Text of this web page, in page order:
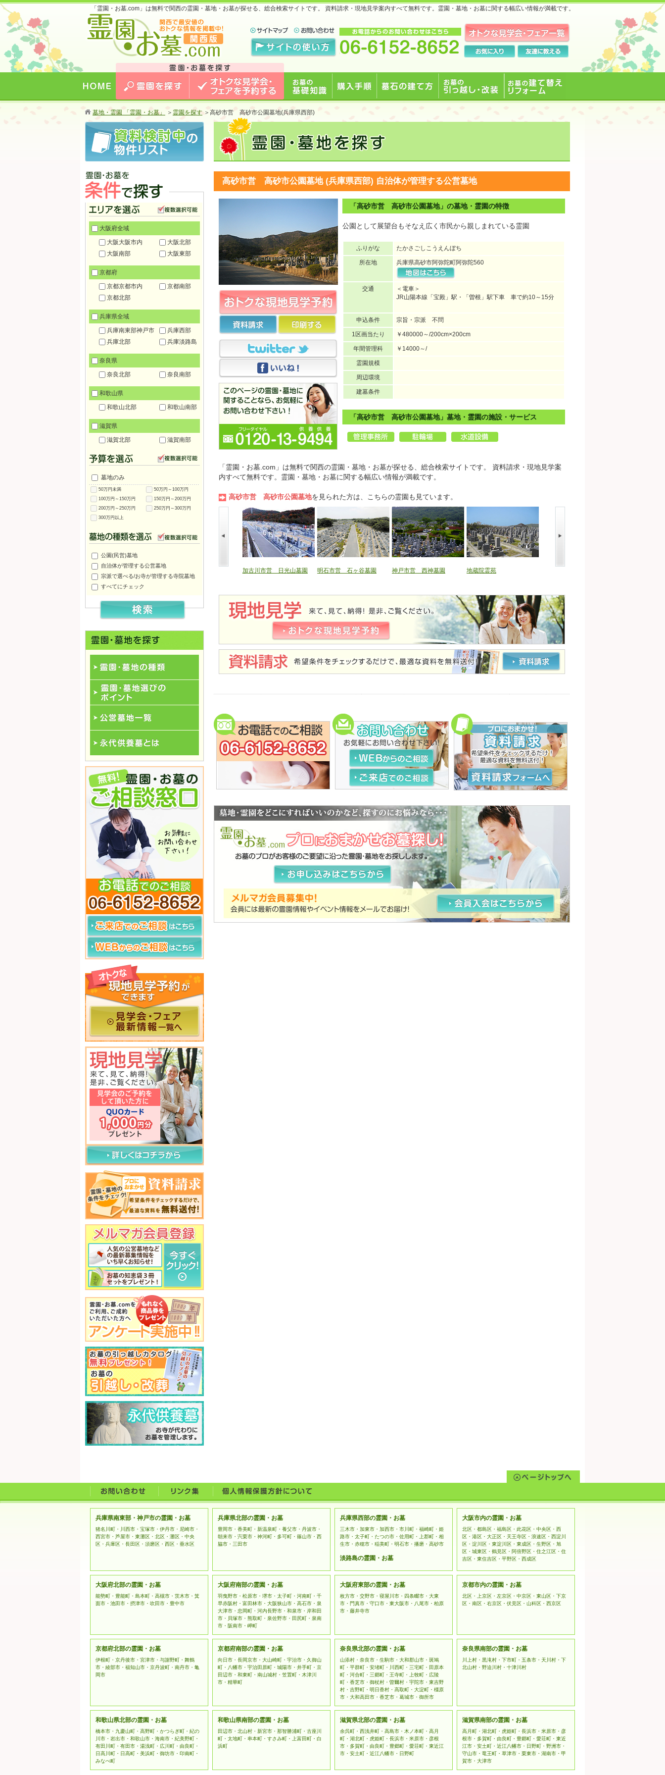
「霊園・お墓.com」は無料で関西の霊園・墓地・お墓が探せる、総合検索サイトです。 資料請求・現地見学案内すべて無料です。霊園・墓地・お墓に関する幅広い情報が満載です。
お墓のことなら霊園・お墓.com 関西版 関西で
最安値のおトクな情報を掲載中！
する
墓地・霊園 「霊園・お墓」 ＞ 霊園を探す ＞ 高砂市営 高砂市公園墓地(兵庫県西部)
高砂市営 高砂市公園墓地 (兵庫県西部) 自治体が管理する公営墓地
「高砂市営 高砂市公園墓地」の墓地・霊園の特徴
公園として展望台もそなえ広く市民から親しまれている霊園
ふりがな たかさごしこうえんぼち
所在地 兵庫県高砂市阿弥陀町阿弥陀560
交通
＜電車＞
JR山陽本線「宝殿」駅・「曽根」駅下車 車で約10～15分
申込条件 宗旨・宗派 不問
1区画当たり ￥480000～/200cm×200cm
年間管理科 ￥14000～/
霊園規模
周辺環境
建墓条件
「高砂市営 高砂市公園墓地」墓地・霊園の施設・サービス
「霊園・お墓.com」は無料で関西の霊園・墓地・お墓が探せる、総合検索サイトです。 資料請求・現地見学案
内すべて無料です。霊園・墓地・お墓に関する幅広い情報が満載です。
高砂市営 高砂市公園墓地を見られた方は、こちらの霊園も見ています。
竜山公園墓地 加古川市営 日光山墓園 明石市営 石ヶ谷墓園 神戸市営 西神墓園 地蔵院霊苑
霊園・お墓を条件で探す
大阪府全域
大阪大阪市内
大阪北部
大阪南部
大阪東部
京都府
京都京都市内
京都南部
京都北部
兵庫県全域
兵庫南東部神戸市
兵庫西部
兵庫北部
兵庫淡路島
奈良県
奈良北部
奈良南部
和歌山県
和歌山北部
和歌山南部
滋賀県
滋賀北部
滋賀南部
墓地のみ
50万円未満
50万円～100万円
100万円～150万円
150万円～200万円
200万円～250万円
250万円～300万円
300万円以上
公園(民営)墓地
自治体が管理する公営墓地
宗派で選べる/お寺が管理する寺院墓地
すべてにチェック
霊園･墓地の種類
永代供養一覧
兵庫県南東部・神戸市の霊園・お墓
猪名川町・川西市・宝塚市・伊丹市・尼崎市・
西宮市・芦屋市・東灘区・北区・灘区・中央
区・兵庫区・長田区・須磨区・西区・垂水区
兵庫県北部の霊園・お墓
豊岡市・香美町・新温泉町・養父市・丹波市・
朝来市・宍栗市・神河町・多可町・篠山市・西
脇市・三田市
兵庫県西部の霊園・お墓
三木市・加東市・加西市・市川町・福崎町・姫
路市・太子町・たつの市・佐用町・上郡町・相
生市・赤穂市・稲美町・明石市・播磨・高砂市
淡路島の霊園・お墓
大阪市内の霊園・お墓
北区・都島区・福島区・此花区・中央区・西
区・港区・大正区・天王寺区・浪速区・西淀川
区・淀川区・東淀川区・東成区・生野区・旭
区・城東区・鶴見区・阿倍野区・住之江区・住
吉区・東住吉区・平野区・西成区
大阪府北部の霊園・お墓
能勢町・豊能町・島本町・高槻市・茨木市・箕
面市・池田市・摂津市・吹田市・豊中市
大阪府南部の霊園・お墓
羽曳野市・松原市・堺市・太子町・河南町・千
早赤阪村・富田林市・大阪狭山市・高石市・泉
大津市・忠岡町・河内長野市・和泉市・岸和田
市・貝塚市・熊取町・泉佐野市・田尻町・泉南
市・阪南市・岬町
大阪府東部の霊園・お墓
枚方市・交野市・寝屋川市・四条畷市・大東
市・門真市・守口市・東大阪市・八尾市・柏原
市・藤井寺市
京都市内の霊園・お墓
北区・上京区・左京区・中京区・東山区・下京
区・南区・右京区・伏見区・山科区・西京区
京都府北部の霊園・お墓
伊根町・京丹後市・宮津市・与謝野町・舞鶴
市・綾部市・福知山市・京丹波町・南丹市・亀
岡市
京都府南部の霊園・お墓
向日市・長岡京市・大山崎町・宇治市・久御山
町・八幡市・宇治田原町・城陽市・井手町・京
田辺市・和東町・南山城村・笠置町・木津川
市・精華町
奈良県北部の霊園・お墓
山添村・奈良市・生駒市・大和郡山市・斑鳩
町・平群町・安堵町・川西町・三宅町・田原本
町・河合町・三郷町・王寺町・上牧町・広陵
町・香芝市・御杖村・曽爾村・宇陀市・東吉野
村・吉野町・明日香村・高取町・大淀町・橿原
市・大和高田市・香芝市・葛城市・御所市
奈良県南部の霊園・お墓
川上村・黒滝村・下市町・五条市・天川村・下
北山村・野迫川村・十津川村
和歌山県北部の霊園・お墓
橋本市・九慶山町・高野町・かつらぎ町・紀の
川市・岩出市・和歌山市・海南市・紀美野町・
有田川町・有田市・湯浅町・広川町・由良町・
日高川町・日高町・美浜町・御坊市・印南町・
みなべ町
和歌山県南部の霊園・お墓
田辺市・北山村・新宮市・那智勝浦町・古座川
町・太地町・串本町・すさみ町・上富田町・白
浜町
滋賀県北部の霊園・お墓
余呉町・西浅井町・高島市・木ノ本町・高月
町・湖北町・虎姫町・長浜市・米原市・彦根
市・多賀町・由良町・豊郷町・愛荘町・東近江
市・安土町・近江八幡市・日野町
滋賀県南部の霊園・お墓
高月町・湖北町・虎姫町・長浜市・米原市・彦
根市・多賀町・由良町・豊郷町・愛荘町・東近
江市・安土町・近江八幡市・日野町・野洲市・
守山市・竜王町・草津市・栗東市・湖南市・甲
賀市・大津市